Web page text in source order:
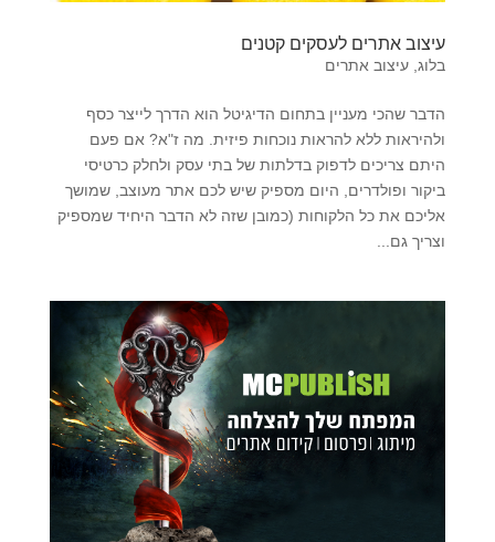
עיצוב אתרים לעסקים קטנים
בלוג, עיצוב אתרים
הדבר שהכי מעניין בתחום הדיגיטל הוא הדרך לייצר כסף
ולהיראות ללא להראות נוכחות פיזית. מה ז"א? אם פעם
היתם צריכים לדפוק בדלתות של בתי עסק ולחלק כרטיסי
ביקור ופולדרים, היום מספיק שיש לכם אתר מעוצב, שמושך
אליכם את כל הלקוחות (כמובן שזה לא הדבר היחיד שמספיק
וצריך גם...